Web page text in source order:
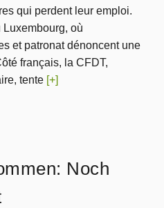
qui perdent leur emploi.
Luxembourg, où
et patronat dénoncent une
français, la CFDT,
tente [+]
Noch